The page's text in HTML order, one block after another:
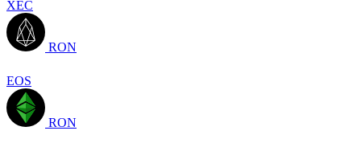
XEC
RON
EOS
RON